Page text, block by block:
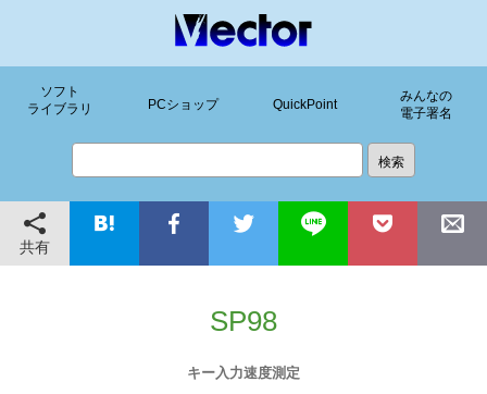
ソフト
ライブラリ
PCショップ QuickPoint
みんなの
電子署名
共有
SP98
キー入力速度測定